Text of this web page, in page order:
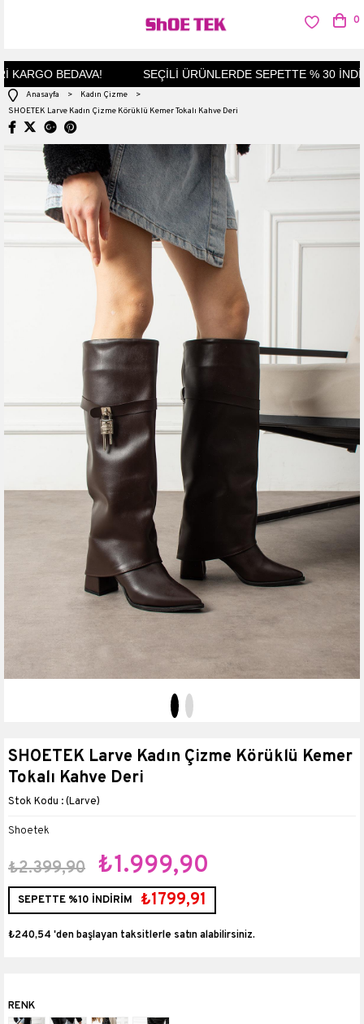
BEDAVA! SEÇİLİ ÜRÜNLERDE SEPETTE % 30
0
Anasayfa > Kadın Çizme
>
SHOETEK Larve Kadın Çizme Körüklü Kemer Tokalı Kahve Deri
SHOETEK Larve Kadın Çizme Körüklü Kemer
Tokalı Kahve Deri
(Larve)
Shoetek
₺2.399,90 ₺1.999,90
SEPETTE %10 İNDİRİM ₺1799,91
₺240,54 'den başlayan taksitlerle